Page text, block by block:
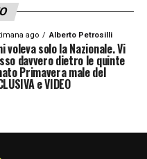
ago Alberto Petrosilli
voleva solo la Nazionale. Vi
davvero dietro le quinte
Primavera male del
e VIDEO